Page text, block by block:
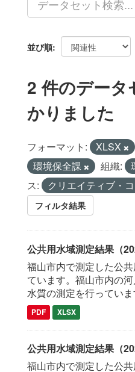
並び順
2 件のデータ
かりました
フォーマット: XLSX
環境保全課
組織:
ス:
クリエイティブ・
フィルタ結果
公共用水域測定結果（
福山市内で測定した公
ています。福山市内の
水質の測定を行っていま
PDF XLSX
公共用水域測定結果（
福山市内で測定した公